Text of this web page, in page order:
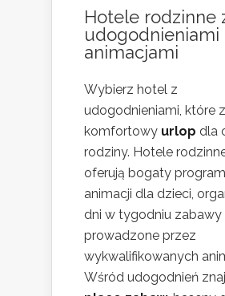
Hotele rodzinne
udogodnieniami
animacjami
Wybierz hotel z
udogodnieniami, które
komfortowy urlop dla
rodziny. Hotele
oferują bogaty program
animacji dla dzieci,
dni w tygodniu zabawy
prowadzone przez
wykwalifikowanych
Wśród udogodnień